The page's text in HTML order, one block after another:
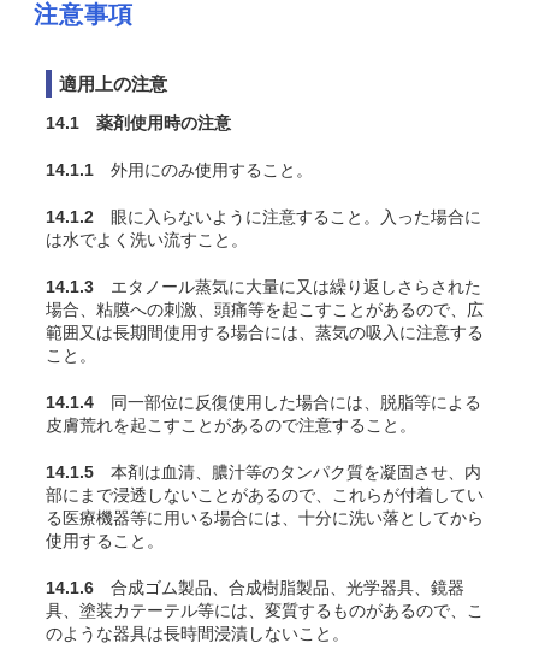
注意事項
適用上の注意
14.1 薬剤使用時の注意
14.1.1 外用にのみ使用すること。
14.1.2 眼に入らないように注意すること。入った場合に
は水でよく洗い流すこと。
14.1.3 エタノール蒸気に大量に又は繰り返しさらされた
場合、粘膜への刺激、頭痛等を起こすことがあるので、広
範囲又は長期間使用する場合には、蒸気の吸入に注意する
こと。
14.1.4 同一部位に反復使用した場合には、脱脂等による
皮膚荒れを起こすことがあるので注意すること。
14.1.5 本剤は血清、膿汁等のタンパク質を凝固させ、内
部にまで浸透しないことがあるので、これらが付着してい
る医療機器等に用いる場合には、十分に洗い落としてから
使用すること。
14.1.6 合成ゴム製品、合成樹脂製品、光学器具、鏡器
具、塗装カテーテル等には、変質するものがあるので、こ
のような器具は長時間浸漬しないこと。